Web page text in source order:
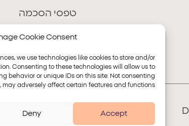
Cookie Consent
we use technologies like cookies to store and/or
Consenting to these technologies will allow us to
behavior or unique IDs on this site. Not consenting
adversely affect certain features and functions.
Accept
Deny
טפסי הסכמה
Accessibility